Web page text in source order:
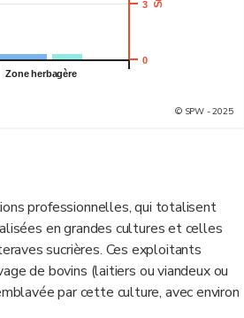
Zone herbagère
0
3
© SPW - 2025
professionnelles, qui totalisent
en grandes cultures et celles
sucrières. Ces exploitants
de bovins (laitiers ou viandeux ou
par cette culture, avec environ